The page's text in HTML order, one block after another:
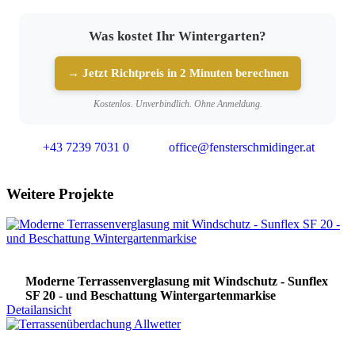
Was kostet Ihr Wintergarten?
→ Jetzt Richtpreis in 2 Minuten berechnen
Kostenlos. Unverbindlich. Ohne Anmeldung.
+43 7239 7031 0 office@fensterschmidinger.at
Weitere Projekte
Moderne Terrassenverglasung mit Windschutz - Sunflex
SF 20 - und Beschattung Wintergartenmarkise
Detailansicht